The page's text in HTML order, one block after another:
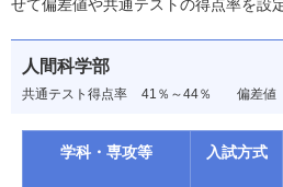
せて偏差値や共通テストの得点率を設
人間科学部
共通テスト得点率 41％～44％ 偏差値
学科・専攻等 入試方式